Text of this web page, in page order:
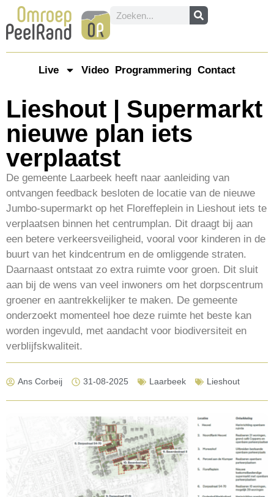
Live Video Programmering Contact
Lieshout | Supermarkt
nieuwe plan iets
verplaatst
De gemeente Laarbeek heeft naar aanleiding van
ontvangen feedback besloten de locatie van de nieuwe
Jumbo-supermarkt op het Floreffeplein in Lieshout iets te
verplaatsen binnen het centrumplan. Dit draagt bij aan
een betere verkeersveiligheid, vooral voor kinderen in de
buurt van het kindcentrum en de omliggende straten.
Daarnaast ontstaat zo extra ruimte voor groen. Dit sluit
aan bij de wens van veel inwoners om het dorpscentrum
groener en aantrekkelijker te maken. De gemeente
onderzoekt momenteel hoe deze ruimte het beste kan
worden ingevuld, met aandacht voor biodiversiteit en
verblijfskwaliteit.
Ans Corbeij 31-08-2025 Laarbeek Lieshout